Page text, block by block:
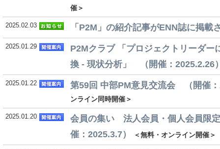
催＞
2025.02.03 「P2M」の紹介記事がENN誌に掲載
2025.01.29
P2Mクラブ 「プロジェクトリーダー
換 - 現状分析」 （開催：2025.2.26
2025.01.22 第59回 中部PM意見交流会 （開催
ンライン同時開催＞
2025.01.20
会員の集い 法人会員・個人会員限
催：2025.3.7）
＜無料・オンライン開催＞